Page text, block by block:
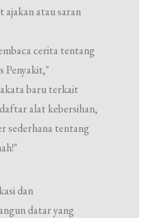
ajakan atau saran
cerita tentang
Penyakit,"
baru terkait
alat kebersihan,
sederhana tentang
dan
datar yang